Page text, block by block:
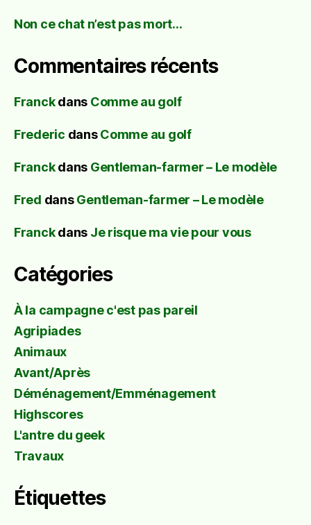
Non ce chat n’est pas mort…
Commentaires récents
Franckdans Comme au golf
Frederic dansComme au golf
Franckdans Gentleman-farmer – Le modèle
Fred dansGentleman-farmer – Le modèle
Franckdans Je risque ma vie pour vous
Catégories
À la campagne c'est pas pareil
Agripiades
Animaux
Avant/Après
Déménagement/Emménagement
Highscores
L'antre du geek
Travaux
Étiquettes